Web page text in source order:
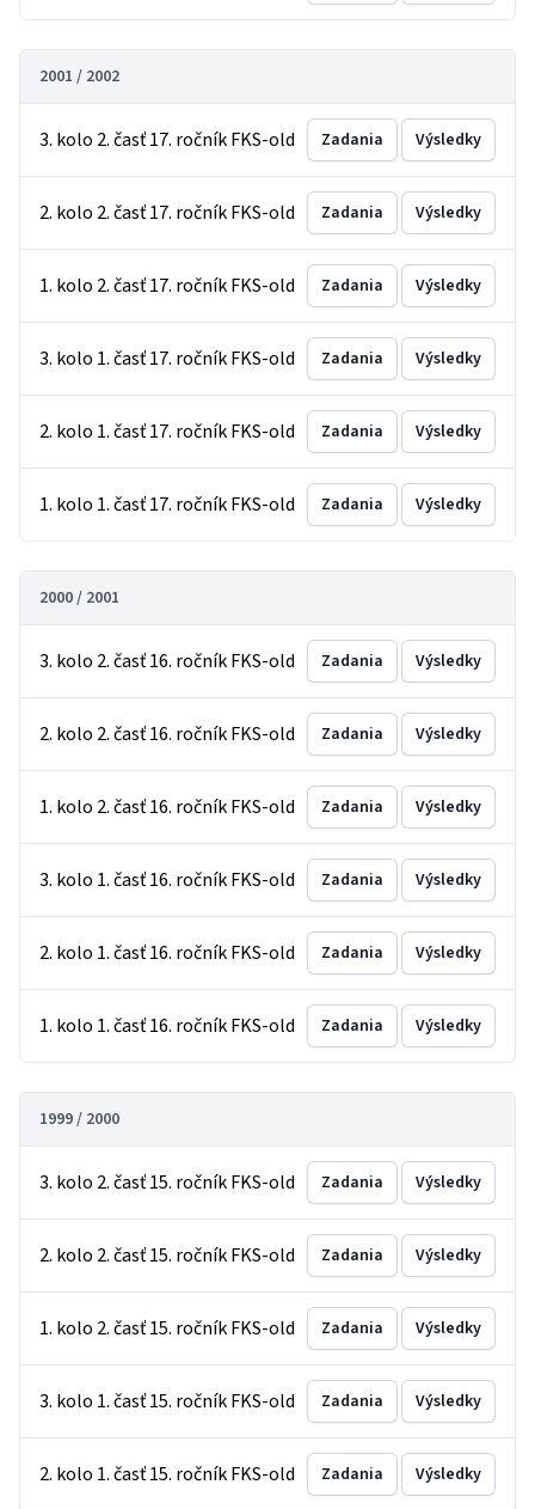
2001 / 2002
3. kolo 2. časť 17. ročník FKS-old Zadania Výsledky
2. kolo 2. časť 17. ročník FKS-old Zadania Výsledky
1. kolo 2. časť 17. ročník FKS-old Zadania Výsledky
3. kolo 1. časť 17. ročník FKS-old Zadania Výsledky
2. kolo 1. časť 17. ročník FKS-old Zadania Výsledky
1. kolo 1. časť 17. ročník FKS-old Zadania Výsledky
2000 / 2001
3. kolo 2. časť 16. ročník FKS-old Zadania Výsledky
2. kolo 2. časť 16. ročník FKS-old Zadania Výsledky
1. kolo 2. časť 16. ročník FKS-old Zadania Výsledky
3. kolo 1. časť 16. ročník FKS-old Zadania Výsledky
2. kolo 1. časť 16. ročník FKS-old Zadania Výsledky
1. kolo 1. časť 16. ročník FKS-old Zadania Výsledky
1999 / 2000
3. kolo 2. časť 15. ročník FKS-old Zadania Výsledky
2. kolo 2. časť 15. ročník FKS-old Zadania Výsledky
1. kolo 2. časť 15. ročník FKS-old Zadania Výsledky
3. kolo 1. časť 15. ročník FKS-old Zadania Výsledky
2. kolo 1. časť 15. ročník FKS-old Zadania Výsledky